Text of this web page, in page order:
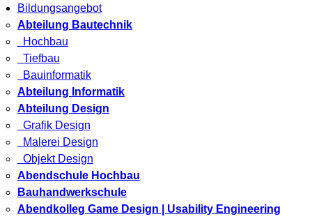
Bildungsangebot
Abteilung Bautechnik
Hochbau
Tiefbau
Bauinformatik
Abteilung Informatik
Abteilung Design
Grafik Design
Malerei Design
Objekt Design
Abendschule Hochbau
Bauhandwerkschule
Abendkolleg Game Design | Usability Engineering